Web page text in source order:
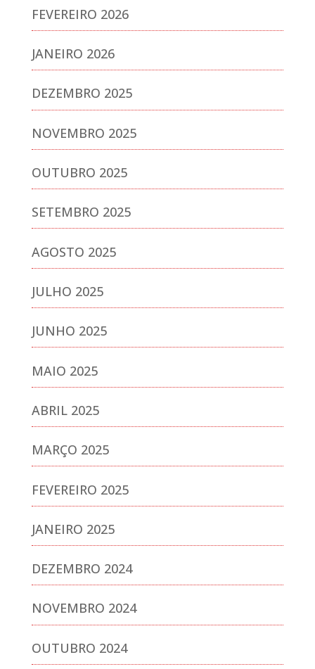
FEVEREIRO 2026
JANEIRO 2026
DEZEMBRO 2025
NOVEMBRO 2025
OUTUBRO 2025
SETEMBRO 2025
AGOSTO 2025
JULHO 2025
JUNHO 2025
MAIO 2025
ABRIL 2025
MARÇO 2025
FEVEREIRO 2025
JANEIRO 2025
DEZEMBRO 2024
NOVEMBRO 2024
OUTUBRO 2024